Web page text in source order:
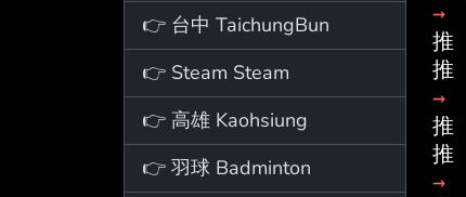
👉 台中 TaichungBun
👉 Steam Steam
👉 高雄 Kaohsiung
👉 羽球 Badminton
→
推
推
→
推
推
→